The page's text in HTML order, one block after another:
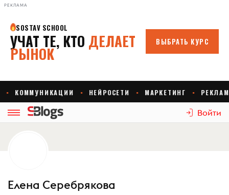
РЕКЛАМА
Войти
Елена Серебрякова